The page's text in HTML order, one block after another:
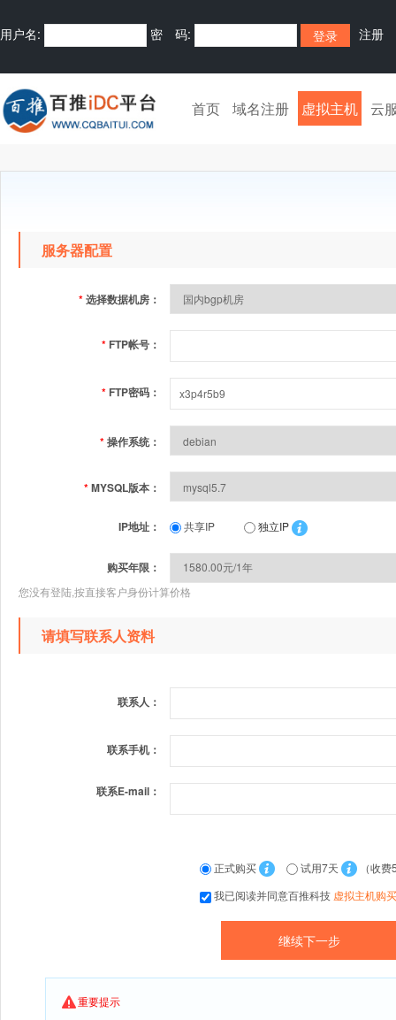
用户名: 密 码: 注册
首页 域名注册 虚拟主机 云
服务器配置
*选择数据机房：
* FTP帐号：
* FTP密码：
*操作系统：
*MYSQL版本：
IP地址： 共享IP 独立IP
购买年限：
您没有登陆,按直接客户身份计算价格
请填写联系人资料
联系人：
联系手机：
联系E-mail：
正式购买 试用7天
（收费
我已阅读并同意百推科技 虚拟主机购
重要提示